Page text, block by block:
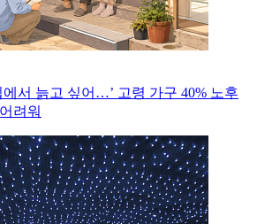
에서 늙고 싶어…’ 고령 가구 40% 노후
려워